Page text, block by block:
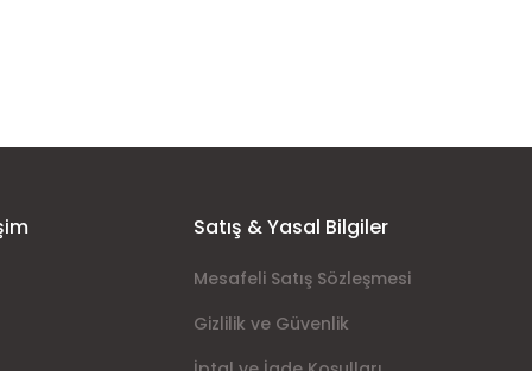
Satış & Yasal Bilgiler
Mesafeli Satış Sözleşmesi
Gizlilik ve Güvenlik